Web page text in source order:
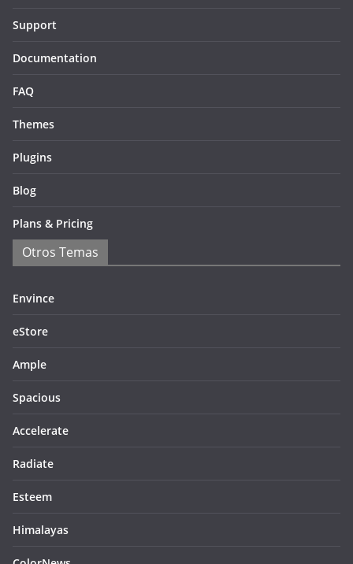
Support
Documentation
FAQ
Themes
Plugins
Blog
Plans & Pricing
Otros Temas
Envince
eStore
Ample
Spacious
Accelerate
Radiate
Esteem
Himalayas